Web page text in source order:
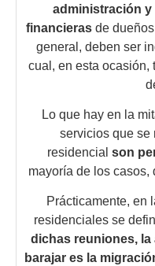
administración
financierasde dueños
general, deben ser
cual, en esta ocasión,
Lo que hay en la
servicios que se
residencial son
mayoría de los
Prácticamente, en
residenciales se
dichas reuniones, la
barajar es la